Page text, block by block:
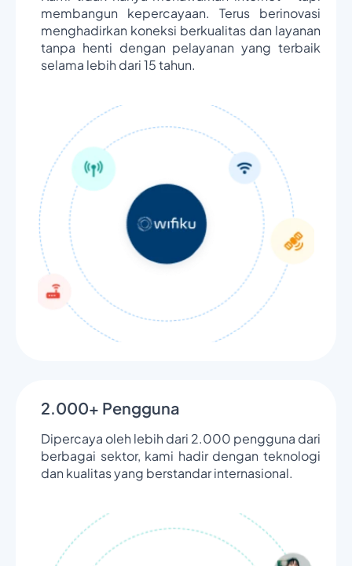
membangun kepercayaan. Terus berinovasi
menghadirkan koneksi berkualitas dan layanan
tanpa henti dengan pelayanan yang terbaik
selama lebih dari 15 tahun.
2.000+ Pengguna
Dipercaya oleh lebih dari 2.000 pengguna dari
berbagai sektor, kami hadir dengan teknologi
dan kualitas yang berstandar internasional.